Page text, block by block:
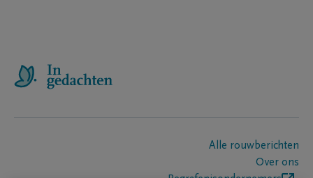
Alle rouwberichten
Over ons